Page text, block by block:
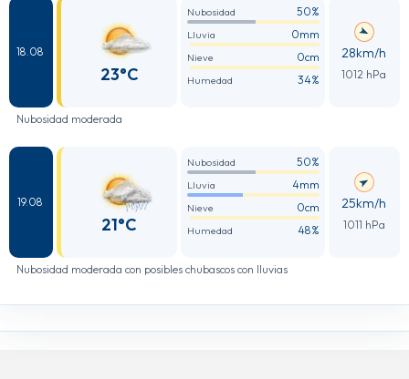
18.08
23°C
Nubosidad 50%
Lluvia 0mm
Nieve 0cm
Humedad 34%
28km/h
1012 hPa
Nubosidad moderada
19.08
21°C
Nubosidad 50%
Lluvia 4mm
Nieve 0cm
Humedad 48%
25km/h
1011 hPa
Nubosidad moderada con posibles chubascos con lluvias